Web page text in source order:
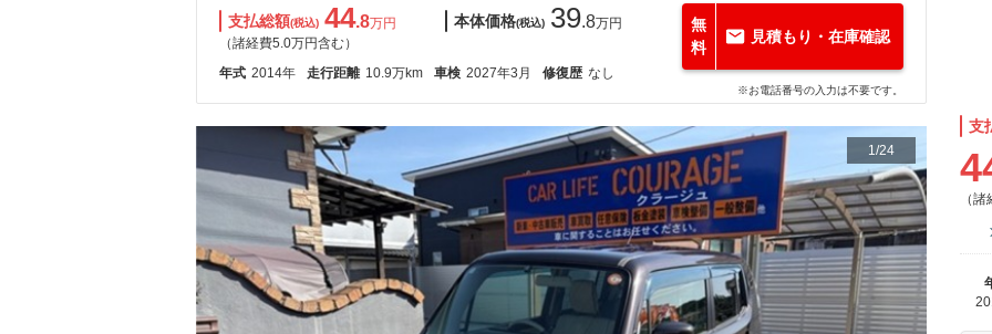
支払総額(税込) 44.8万円
（諸経費5.0万円含む）
本体価格(税込) 39.8万円
年式 2014年 走行距離 10.9万km 車検 2027年3月 修復歴 なし
無
料
見積もり・在庫確認
※お電話番号の入力は不要です。
1/24
支
（